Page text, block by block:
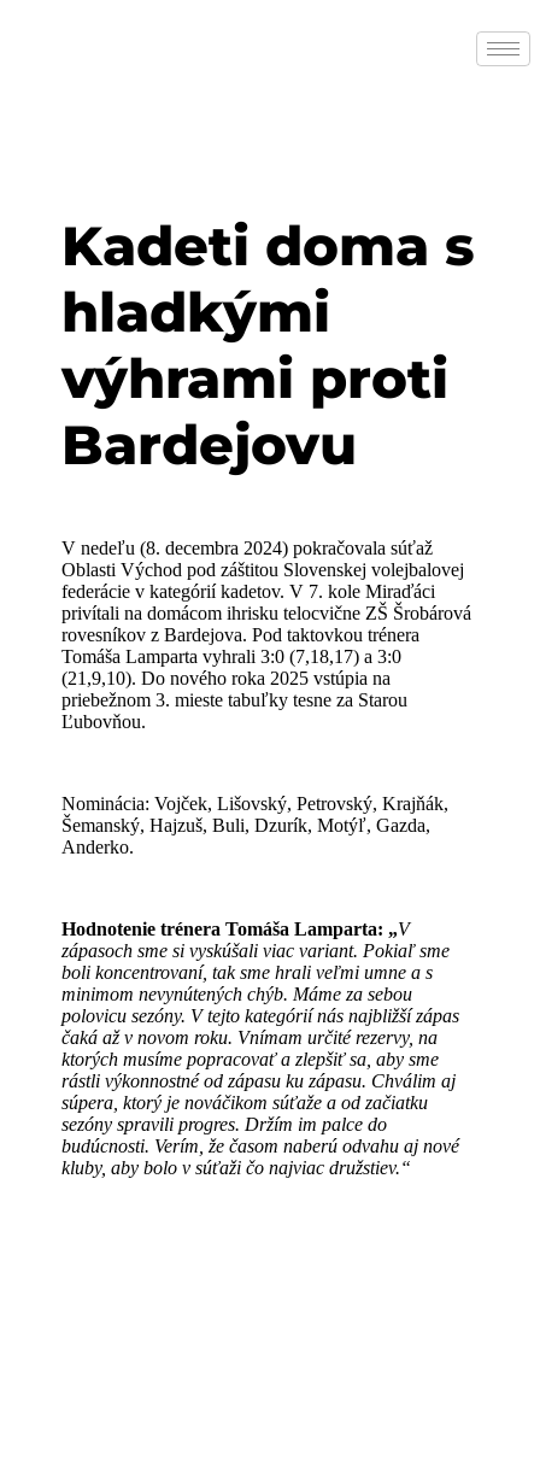
Kadeti doma s
hladkými
výhrami proti
Bardejovu
V nedeľu (8. decembra 2024) pokračovala súťaž
Oblasti Východ pod záštitou Slovenskej volejbalovej
federácie v kategórií kadetov. V 7. kole Miraďáci
privítali na domácom ihrisku telocvične ZŠ Šrobárová
rovesníkov z Bardejova. Pod taktovkou trénera
Tomáša Lamparta vyhrali 3:0 (7,18,17) a 3:0
(21,9,10). Do nového roka 2025 vstúpia na
priebežnom 3. mieste tabuľky tesne za Starou
Ľubovňou.
Nominácia: Vojček, Lišovský, Petrovský, Krajňák,
Šemanský, Hajzuš, Buli, Dzurík, Motýľ, Gazda,
Anderko.
Hodnotenie trénera Tomáša Lamparta: „V
zápasoch sme si vyskúšali viac variant. Pokiaľ sme
boli koncentrovaní, tak sme hrali veľmi umne a s
minimom nevynútených chýb. Máme za sebou
polovicu sezóny. V tejto kategórií nás najbližší zápas
čaká až v novom roku. Vnímam určité rezervy, na
ktorých musíme popracovať a zlepšiť sa, aby sme
rástli výkonnostné od zápasu ku zápasu. Chválim aj
súpera, ktorý je nováčikom súťaže a od začiatku
sezóny spravili progres. Držím im palce do
budúcnosti. Verím, že časom naberú odvahu aj nové
kluby, aby bolo v súťaži čo najviac družstiev.“